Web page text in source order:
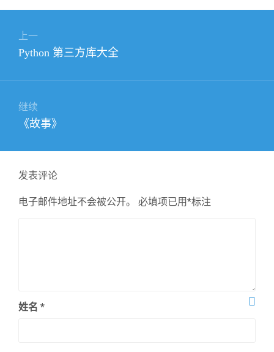
上一
上
章：
​Python 第三方库大全
继续
下
文
章：
《故事》
发表评论
电子邮件地址不会被公开。 必填项已用*标注
姓名 *